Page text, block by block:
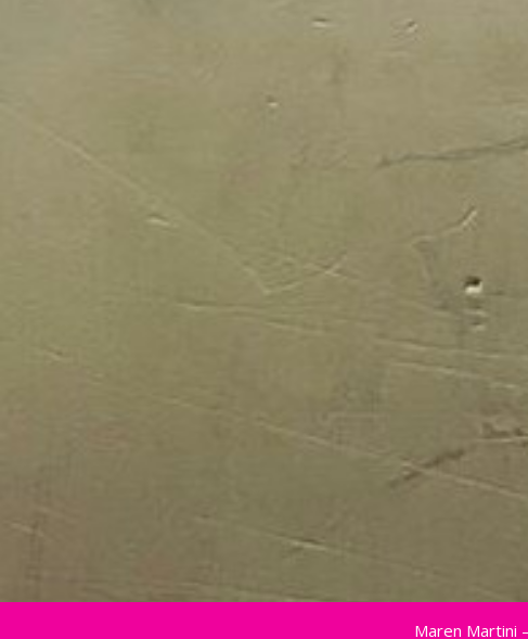
Maren Martini